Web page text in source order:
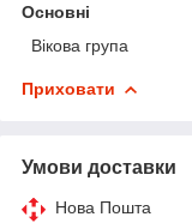
Основні
Вікова група
Приховати
Умови доставки
Нова Пошта